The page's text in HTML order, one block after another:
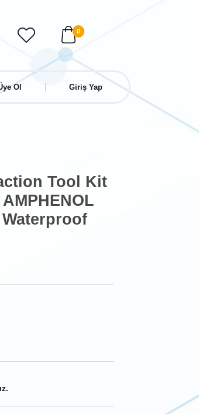
0
Ol Giriş Yap
Tool Kit